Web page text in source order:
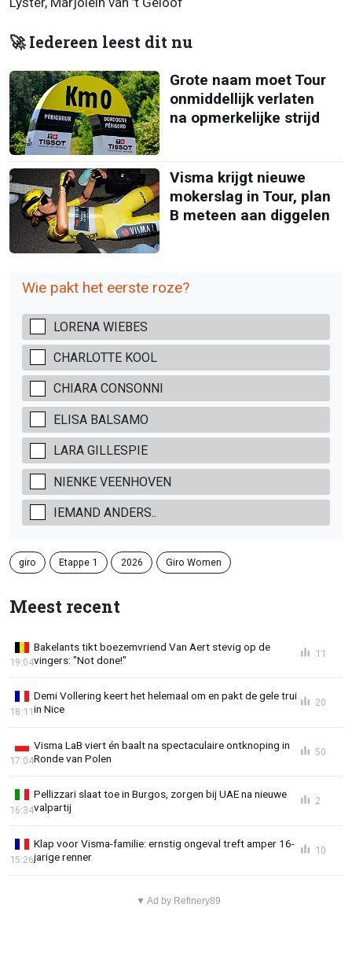
🚀 Iedereen leest dit nu
Grote naam moet Tour
onmiddellijk verlaten
na opmerkelijke strijd
Visma krijgt nieuwe
mokerslag in Tour, plan
B meteen aan diggelen
Wie pakt het eerste roze?
LORENA WIEBES
CHARLOTTE KOOL
CHIARA CONSONNI
ELISA BALSAMO
LARA GILLESPIE
NIENKE VEENHOVEN
IEMAND ANDERS..
giro Etappe 1 2026 Giro Women
Meest recent
Bakelants tikt boezemvriend Van Aert stevig op de
vingers: "Not done!"
19:04
11
Demi Vollering keert het helemaal om en pakt de gele trui
in Nice
18:11
20
Visma LaB viert én baalt na spectaculaire ontknoping in
Ronde van Polen
17:04
50
Pellizzari slaat toe in Burgos, zorgen bij UAE na nieuwe
valpartij
16:34
2
Klap voor Visma-familie: ernstig ongeval treft amper 16-
jarige renner
15:26
10
▼ Ad by Refinery89